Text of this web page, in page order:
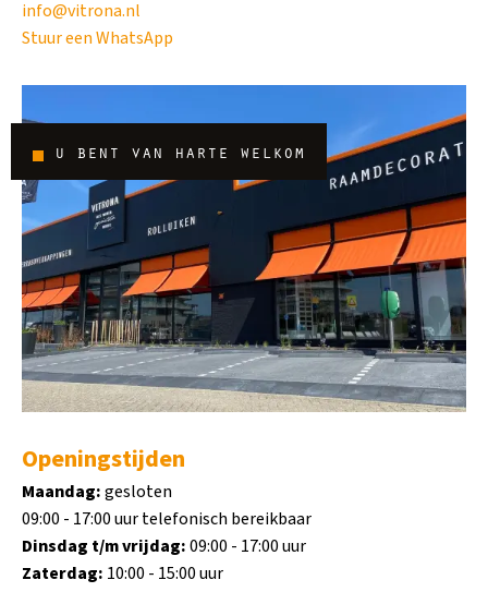
info@vitrona.nl
Stuur een WhatsApp
u bent van harte welkom
Openingstijden
Maandag:gesloten
09:00 - 17:00 uur telefonisch bereikbaar
Dinsdag t/m vrijdag:09:00 - 17:00 uur
Zaterdag: 10:00 - 15:00 uur